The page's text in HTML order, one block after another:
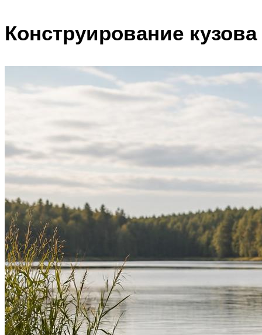
Конструирование кузова